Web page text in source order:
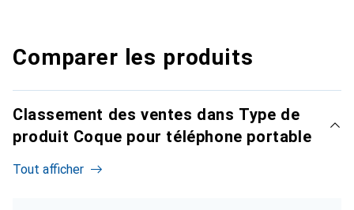
Comparer les produits
Classement des ventes dans Type de
produit Coque pour téléphone portable
Tout afficher